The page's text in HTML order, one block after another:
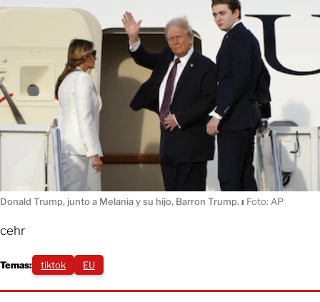
Donald Trump, junto a Melania y su hijo, Barron Trump. ı Foto: AP
cehr
Temas: tiktok EU